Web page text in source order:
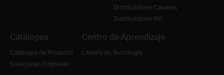
Distribuidores Canarias
Distribuidores ISP
Catálogos
Catálogos de Producto
Soluciones Empresas
Centro de Aprendizaje
Librería de Tecnología